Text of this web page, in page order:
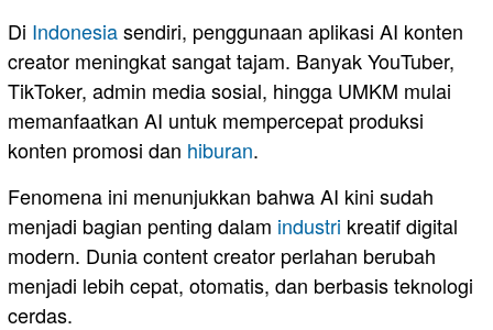
Di Indonesiasendiri, penggunaan aplikasi AI konten
creator meningkat sangat tajam. Banyak YouTuber,
TikToker, admin media sosial, hingga UMKM mulai
memanfaatkan AI untuk mempercepat produksi
konten promosi dan hiburan.
Fenomena ini menunjukkan bahwa AI kini sudah
menjadi bagian penting dalam industri kreatif digital
modern. Dunia content creator perlahan berubah
menjadi lebih cepat, otomatis, dan berbasis teknologi
cerdas.